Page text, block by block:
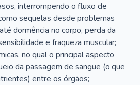
interrompendo o fluxo de
sequelas desde problemas
dormência no corpo, perda da
e fraqueza muscular;
no qual o principal aspecto
da passagem de sangue (o que
entre os órgãos;